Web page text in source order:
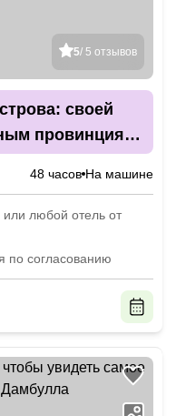
5/ 5 отзывов
своей
провинциям
48 часов На машине
любой отель от
по согласованию